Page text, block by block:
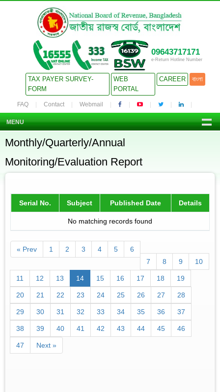
09643717171
e-Return Hotline Number
TAX PAYER SURVEY-
FORM
WEB
PORTAL
CAREER বাংলা
FAQ Contact Webmail
MENU
Monthly/Quarterly/Annual
Monitoring/Evaluation Report
Serial No. Subject Published Date Details
No matching records found
« Prev 1 2 3 4 5
6
7
8 9 10
11 12 13 14 15 16 17 18 19
20 21 22 23 24 25 26 27 28
29 30 31 32 33 34 35 36 37
38 39 40 41 42 43 44 45 46
47 Next »